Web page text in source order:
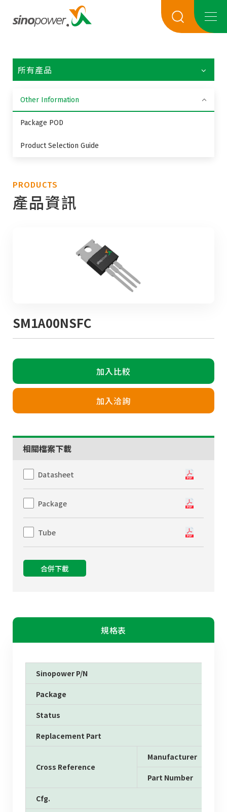
所有產品
Other Information
Package POD
Product Selection Guide
PRODUCTS
產品資訊
SM1A00NSFC
加入比較
加入洽詢
相關檔案下載
Datasheet
Package
Tube
合併下載
規格表
Sinopower P/N
Package
Status
Replacement Part
Cross Reference
Manufacturer
Part Number
Cfg.